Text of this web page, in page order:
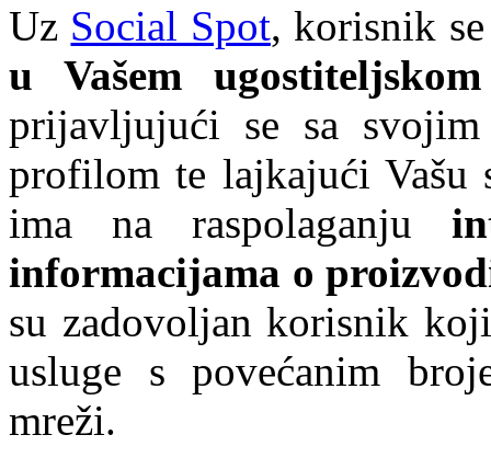
Uz Social Spot, korisnik
u Vašem
prijavljujući se sa
profilom te lajkajući Vašu
ima na raspolaganju
informacijama o
su zadovoljan korisnik
usluge s povećanim
mreži.